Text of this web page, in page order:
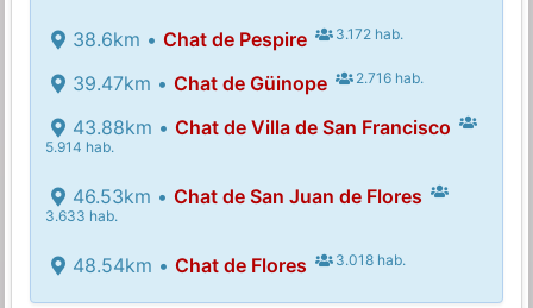
38.6km • Chat de Pespire 3.172 hab.
39.47km • Chat de Güinope 2.716 hab.
43.88km • Chat de Villa de San Francisco
5.914 hab.
46.53km • Chat de San Juan de Flores
3.633 hab.
48.54km • Chat de Flores 3.018 hab.